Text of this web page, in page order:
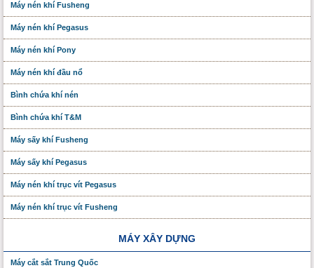
Máy nén khí Fusheng
Máy nén khí Pegasus
Máy nén khí Pony
Máy nén khí đầu nổ
Bình chứa khí nén
Bình chứa khí T&M
Máy sấy khí Fusheng
Máy sấy khí Pegasus
Máy nén khí trục vít Pegasus
Máy nén khí trục vít Fusheng
MÁY XÂY DỰNG
Máy cắt sắt Trung Quốc